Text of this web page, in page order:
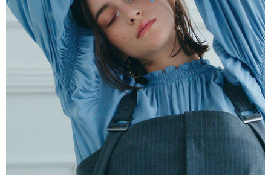
１．透過由恩沛科技股份有限公司提供之「AFTEE先享後付」服務完成之交
易，需依本服務之必要範圍內提供個人資料，並將交易相關給付款項請求債
權轉讓予恩沛科技股份有限公司。
２．關於個人資料處理事宜，請瀏覽以下網址：
https://aftee.tw/terms/#terms3
３．未成年的使用者請事先徵得法定代理人或監護人之同意方可使用
「AFTEE先享後付」，若未經同意申辦者引起之損失，本公司不負相關責
４．使用「AFTEE先享後付」時，將依據個別帳號之用戶狀況，依本公司即
時審查核予不同之上限額度；若仍有額度不足之情形，本公司將視審查結果
請求用戶進行身份認證。
５．嚴禁一人註冊多個帳號或使用他人資訊註冊。若發現惡意使用之情形，
恩沛科技股份有限公司將有權停止該用戶之使用額度並採取法律行動。
每筆NT$60，滿NT$1,500(含以上)免運費
7-11純取貨
每筆NT$60，滿NT$1,500(含以上)免運費
每筆NT$90，滿NT$1,500(含以上)免運費